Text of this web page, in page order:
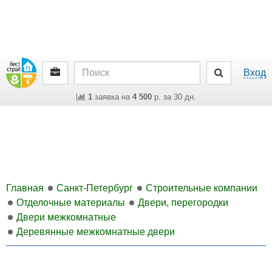
Вход
1заявка на 4 500р. за 30 дн.
Главная Санкт-Петербург
Строительные компании
Отделочные материалы
Двери, перегородки
Двери межкомнатные
Деревянные межкомнатные двери